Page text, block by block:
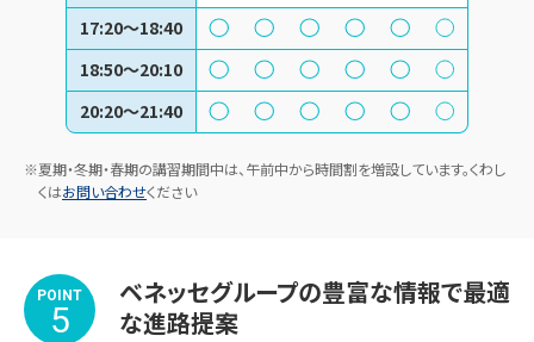
17:20～18:40
18:50～20:10
20:20～21:40
※夏期・冬期・春期の講習期間中は、午前中から時間割を増設しています。くわし
くはお問い合わせください
POINT
5
ベネッセグループの豊富な情報で最適
な進路提案